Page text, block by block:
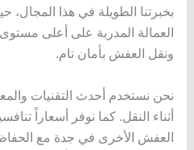
بخبرتنا الطويلة في هذا
العمالة المدربة على أعلى
ونقل العفش بأمان تام.
نحن نستخدم أحدث التقنيات
أثناء النقل. كما نوفر أسعاراً
العفش الأخرى في جدة مع